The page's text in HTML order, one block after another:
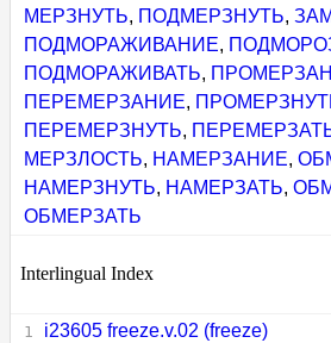
МЕРЗНУТЬ, ПОДМЕРЗНУТЬ,
ПОДМОРАЖИВАНИЕ,
ПОДМОРАЖИВАТЬ,
ПЕРЕМЕРЗАНИЕ,
ПЕРЕМЕРЗНУТЬ,
МЕРЗЛОСТЬ, НАМЕРЗАНИЕ,
НАМЕРЗНУТЬ, НАМЕРЗАТЬ,
ОБМЕРЗАТЬ
Interlingual Index
i23605 freeze.v.02 (freeze)